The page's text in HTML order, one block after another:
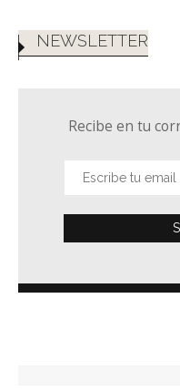
NEWSLETTER
Recibe en tu